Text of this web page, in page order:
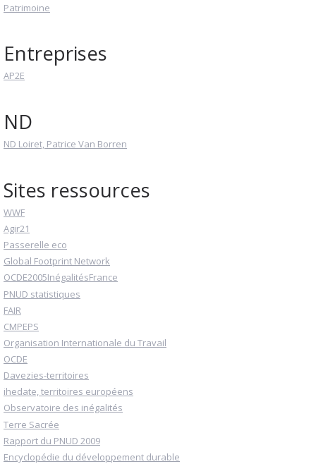
Patrimoine
Entreprises
AP2E
ND
ND Loiret, Patrice Van Borren
Sites ressources
WWF
Agir21
Passerelle eco
Global Footprint Network
OCDE2005InégalitésFrance
PNUD statistiques
FAIR
CMPEPS
Organisation Internationale du Travail
OCDE
Davezies-territoires
ihedate, territoires européens
Observatoire des inégalités
Terre Sacrée
Rapport du PNUD 2009
Encyclopédie du développement durable